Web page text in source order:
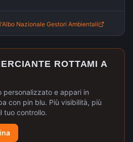
Nazionale Gestori Ambientali
ROTTAMI A
personalizzato e appari in
con pin blu. Più visibilità, più
tuo controllo.